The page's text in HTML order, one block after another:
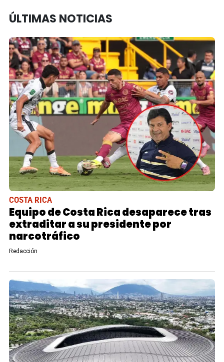
ÚLTIMAS NOTICIAS
COSTA RICA
Equipo de Costa Rica desaparece tras
extraditar a su presidente por
narcotráfico
Redacción